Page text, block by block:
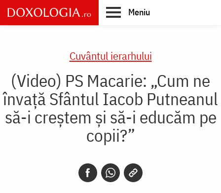
Skip
to
main
Meniu
Cuvântul ierarhului
(Video) PS Macarie: „Cum ne
învață Sfântul Iacob Putneanul
să-i creștem și să-i educăm pe
copii?”